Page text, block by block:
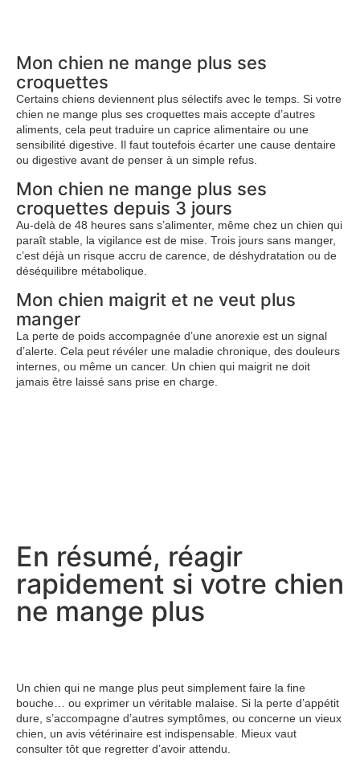
Mon chien ne mange plus ses
croquettes
Certains chiens deviennent plus sélectifs avec le temps. Si votre
chien ne mange plus ses croquettes mais accepte d’autres
aliments, cela peut traduire un caprice alimentaire ou une
sensibilité digestive. Il faut toutefois écarter une cause dentaire
ou digestive avant de penser à un simple refus.
Mon chien ne mange plus ses
croquettes depuis 3 jours
Au-delà de 48 heures sans s’alimenter, même chez un chien qui
paraît stable, la vigilance est de mise. Trois jours sans manger,
c’est déjà un risque accru de carence, de déshydratation ou de
déséquilibre métabolique.
Mon chien maigrit et ne veut plus
manger
La perte de poids accompagnée d’une anorexie est un signal
d’alerte. Cela peut révéler une maladie chronique, des douleurs
internes, ou même un cancer. Un chien qui maigrit ne doit
jamais être laissé sans prise en charge.
En résumé, réagir
rapidement si votre chien
ne mange plus
Un chien qui ne mange plus peut simplement faire la fine
bouche… ou exprimer un véritable malaise. Si la perte d’appétit
dure, s’accompagne d’autres symptômes, ou concerne un vieux
chien, un avis vétérinaire est indispensable. Mieux vaut
consulter tôt que regretter d’avoir attendu.